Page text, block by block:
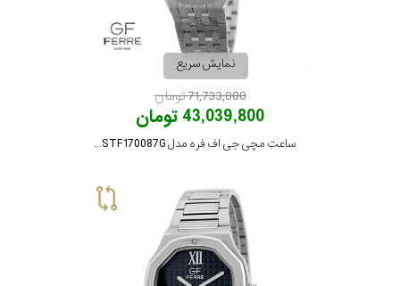
نمایش سریع
71,733,000 تومان
43,039,800 تومان
ساعت مچی جی اف فره مدل GFSSTF170087G